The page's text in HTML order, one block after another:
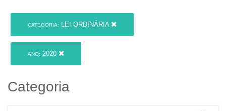
CATEGORIA: LEI ORDINÁRIA
ANO: 2020
Categoria